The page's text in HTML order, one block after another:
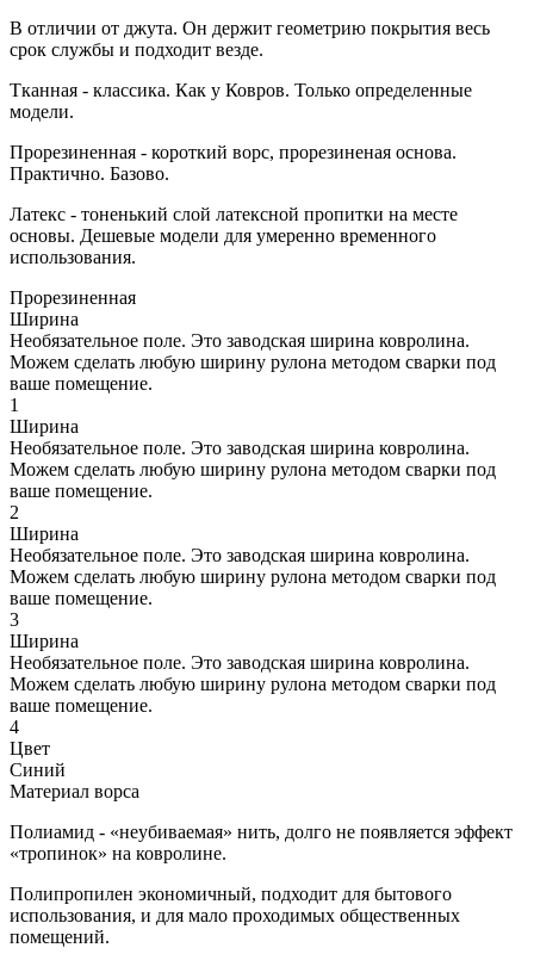
В отличии от джута. Он держит геометрию покрытия весь
срок службы и подходит везде.
Тканная - классика. Как у Ковров. Только определенные
модели.
Прорезиненная - короткий ворс, прорезиненая основа.
Практично. Базово.
Латекс - тоненький слой латексной пропитки на месте
основы. Дешевые модели для умеренно временного
использования.
Прорезиненная
Ширина
Необязательное поле. Это заводская ширина ковролина.
Можем сделать любую ширину рулона методом сварки под
ваше помещение.
1
Ширина
Необязательное поле. Это заводская ширина ковролина.
Можем сделать любую ширину рулона методом сварки под
ваше помещение.
2
Ширина
Необязательное поле. Это заводская ширина ковролина.
Можем сделать любую ширину рулона методом сварки под
ваше помещение.
3
Ширина
Необязательное поле. Это заводская ширина ковролина.
Можем сделать любую ширину рулона методом сварки под
ваше помещение.
4
Цвет
Синий
Материал ворса
Полиамид - «неубиваемая» нить, долго не появляется эффект
«тропинок» на ковролине.
Полипропилен экономичный, подходит для бытового
использования, и для мало проходимых общественных
помещений.